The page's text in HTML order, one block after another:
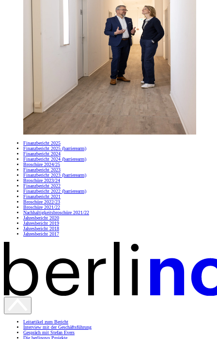
Finanzbericht 2025
Finanzbericht 2025 (barrierearm)
Finanzbericht 2024
Finanzbericht 2024 (barrierearm)
Broschüre 2024/25
Finanzbericht 2023
Finanzbericht 2023 (barrierearm)
Broschüre 2023/24
Finanzbericht 2022
Finanzbericht 2022 (barrierearm)
Finanzbericht 2021
Broschüre 2022/23
Broschüre 2021/22
Nachhaltigkeitsbroschüre 2021/22
Jahresbericht 2020
Jahresbericht 2019
Jahresbericht 2018
Jahresbericht 2017
Leitartikel zum Bericht
Interview mit der Geschäftsführung
Gespräch mit Stefan Evers
Die berlinovo Projekte